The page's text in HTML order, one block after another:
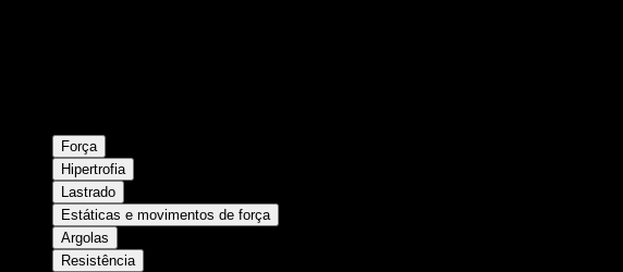
Força
Hipertrofia
Lastrado
Estáticas e movimentos de força
Argolas
Resistência